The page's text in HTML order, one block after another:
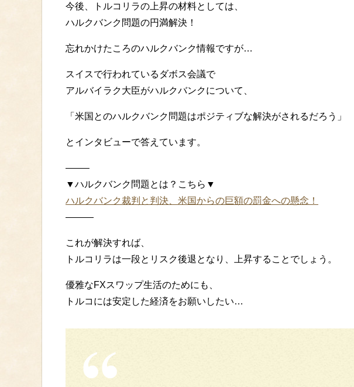
今後、トルコリラの上昇の材料としては、
ハルクバンク問題の円満解決！
忘れかけたころのハルクバンク情報ですが…
スイスで行われているダボス会議で
アルバイラク大臣がハルクバンクについて、
「米国とのハルクバンク問題はポジティブな解決がされるだろう」
とインタビューで答えています。
——–
▼ハルクバンク問題とは？こちら▼
ハルクバンク裁判と判決、米国からの巨額の罰金への懸念！
———
これが解決すれば、
トルコリラは一段とリスク後退となり、上昇することでしょう。
優雅なFXスワップ生活のためにも、
トルコには安定した経済をお願いしたい…